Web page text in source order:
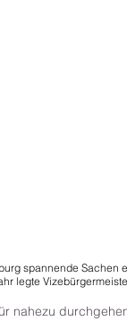
spannende
legte
nahezu